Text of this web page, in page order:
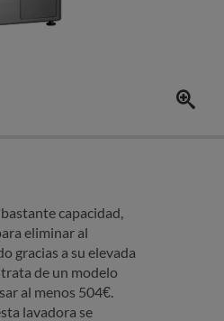
capacidad,
eliminar al
gracias a su elevada
de un modelo
al menos 504€.
lavadora se